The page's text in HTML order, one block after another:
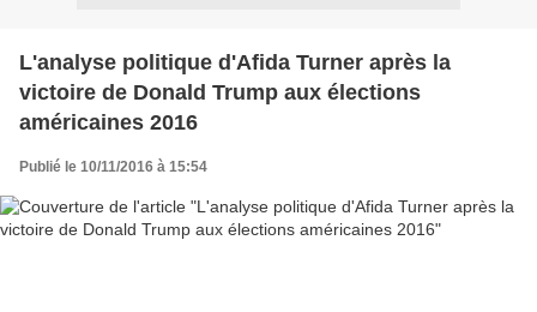
L'analyse politique d'Afida Turner après la
victoire de Donald Trump aux élections
américaines 2016
Publié le 10/11/2016 à 15:54